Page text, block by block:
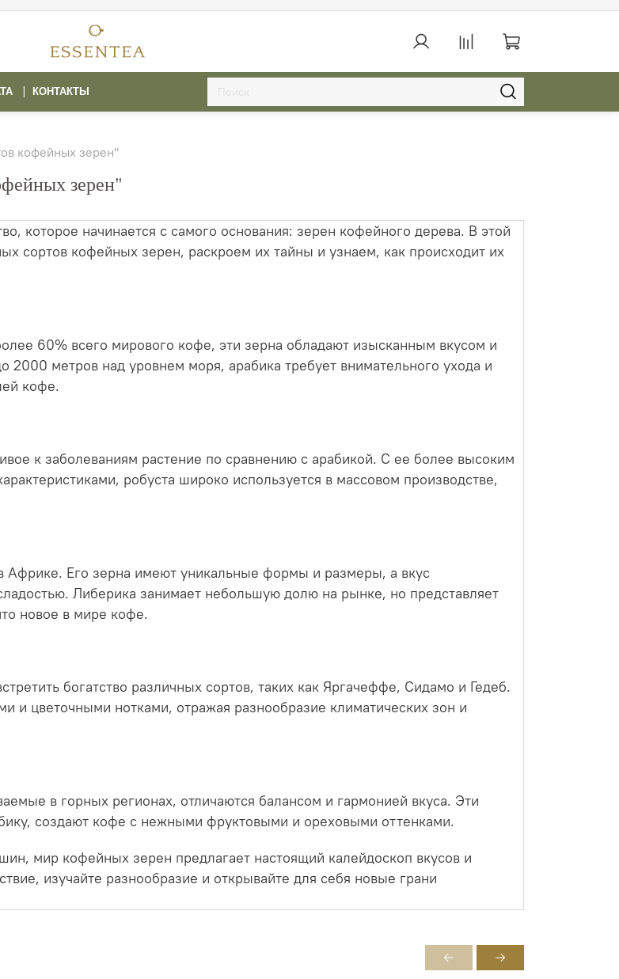
КОНТАКТЫ
кофейных зерен"
зерен"
которое начинается с самого основания: зерен кофейного дерева. В этой
сортов кофейных зерен, раскроем их тайны и узнаем, как происходит их
60% всего мирового кофе, эти зерна обладают изысканным вкусом и
метров над уровнем моря, арабика требует внимательного ухода и
кофе.
к заболеваниям растение по сравнению с арабикой. С ее более высоким
робуста широко используется в массовом производстве,
Африке. Его зерна имеют уникальные формы и размеры, а вкус
Либерика занимает небольшую долю на рынке, но представляет
новое в мире кофе.
богатство различных сортов, таких как Яргачеффе, Сидамо и Гедеб.
и цветочными нотками, отражая разнообразие климатических зон и
в горных регионах, отличаются балансом и гармонией вкуса. Эти
создают кофе с нежными фруктовыми и ореховыми оттенками.
мир кофейных зерен предлагает настоящий калейдоскоп вкусов и
изучайте разнообразие и открывайте для себя новые грани